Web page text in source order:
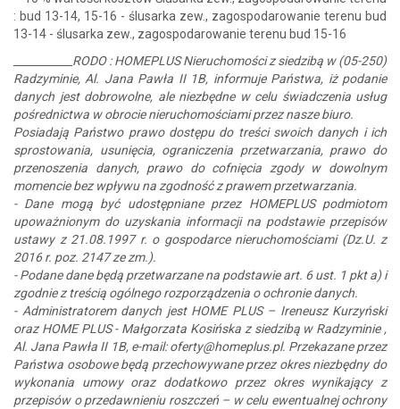
: bud 13-14, 15-16 - ślusarka zew., zagospodarowanie terenu bud
13-14 - ślusarka zew., zagospodarowanie terenu bud 15-16
___________RODO : HOMEPLUS Nieruchomości z siedzibą w (05-250)
Radzyminie, Al. Jana Pawła II 1B, informuje Państwa, iż podanie
danych jest dobrowolne, ale niezbędne w celu świadczenia usług
pośrednictwa w obrocie nieruchomościami przez nasze biuro.
Posiadają Państwo prawo dostępu do treści swoich danych i ich
sprostowania, usunięcia, ograniczenia przetwarzania, prawo do
przenoszenia danych, prawo do cofnięcia zgody w dowolnym
momencie bez wpływu na zgodność z prawem przetwarzania.
- Dane mogą być udostępniane przez HOMEPLUS podmiotom
upoważnionym do uzyskania informacji na podstawie przepisów
ustawy z 21.08.1997 r. o gospodarce nieruchomościami (Dz.U. z
2016 r. poz. 2147 ze zm.).
- Podane dane będą przetwarzane na podstawie art. 6 ust. 1 pkt a) i
zgodnie z treścią ogólnego rozporządzenia o ochronie danych.
- Administratorem danych jest HOME PLUS – Ireneusz Kurzyński
oraz HOME PLUS - Małgorzata Kosińska z siedzibą w Radzyminie ,
Al. Jana Pawła II 1B, e-mail: oferty@homeplus.pl. Przekazane przez
Państwa osobowe będą przechowywane przez okres niezbędny do
wykonania umowy oraz dodatkowo przez okres wynikający z
przepisów o przedawnieniu roszczeń – w celu ewentualnej ochrony